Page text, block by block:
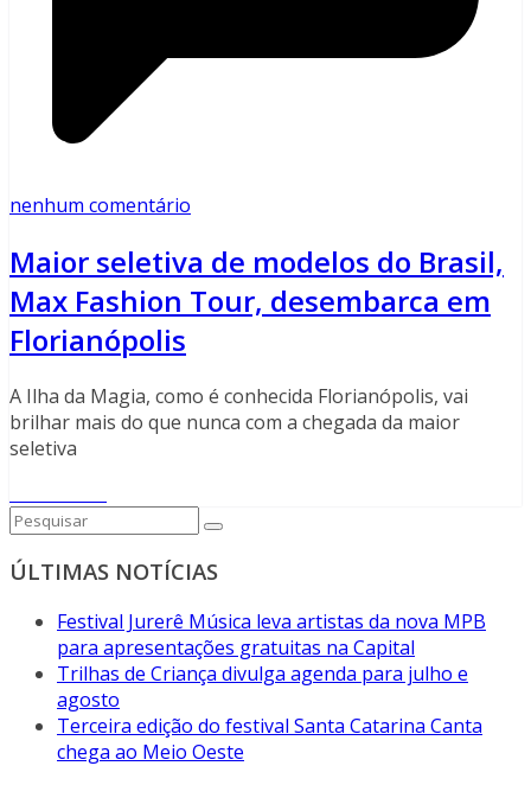
nenhum comentário
Maior seletiva de modelos do Brasil,
Max Fashion Tour, desembarca em
Florianópolis
A Ilha da Magia, como é conhecida Florianópolis, vai
brilhar mais do que nunca com a chegada da maior
seletiva
ÚLTIMAS NOTÍCIAS
Festival Jurerê Música leva artistas da nova MPB
para apresentações gratuitas na Capital
Trilhas de Criança divulga agenda para julho e
agosto
Terceira edição do festival Santa Catarina Canta
chega ao Meio Oeste